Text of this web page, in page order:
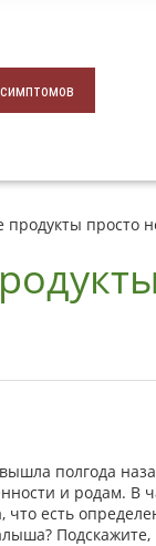
продукты просто
полгода
и родам. В
есть